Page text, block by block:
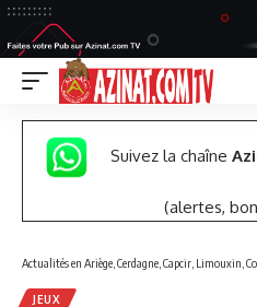
Suivez la chaîne
(alertes,
Actualités en Ariège, Cerdagne, Capcir, Limouxin,
JEUX